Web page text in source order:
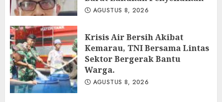
AGUSTUS 8, 2026
Krisis Air Bersih Akibat
Kemarau, TNI Bersama Lintas
Sektor Bergerak Bantu
Warga.
AGUSTUS 8, 2026